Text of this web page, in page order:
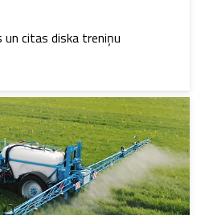
citas diska treniņu